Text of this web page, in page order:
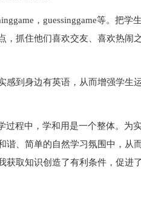
，guessinggame等。把学
抓住他们喜欢交友、喜欢热闹
感到身边有英语，从而增强学生
过程中，学和用是一个整体。为
谐、简单的自然学习氛围中，从
获取知识创造了有利条件，促进